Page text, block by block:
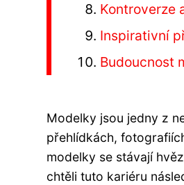
Kontroverze
Inspirativní
Budoucnost
Modelky jsou jedny z
přehlídkách,
modelky se stávají
chtěli tuto kariéru